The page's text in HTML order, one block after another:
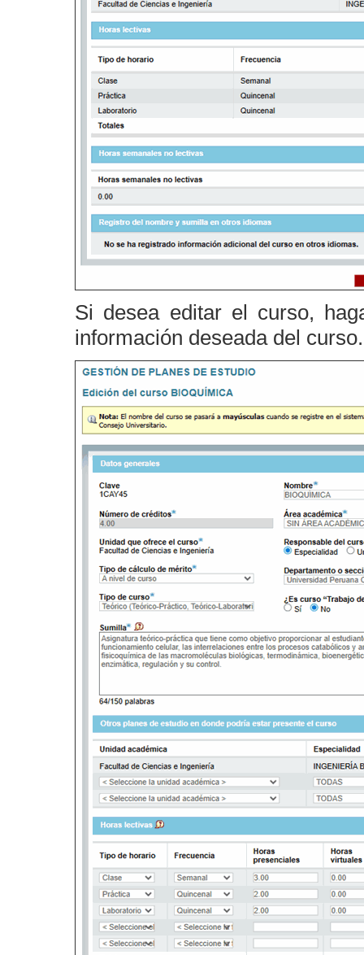
Si desea editar el curso,
información deseada del